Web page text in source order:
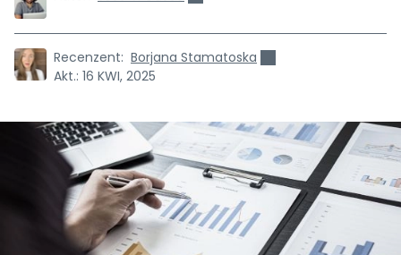
Recenzent: Borjana Stamatoska
Akt.: 16 KWI, 2025